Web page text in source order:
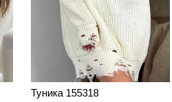
Туника 155318